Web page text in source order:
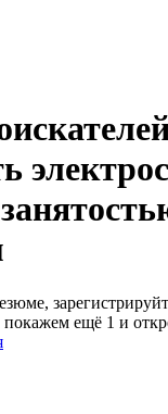
покажем ещё 1 и